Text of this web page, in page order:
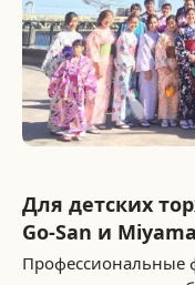
Для детских
Go-San и
Профессиональные